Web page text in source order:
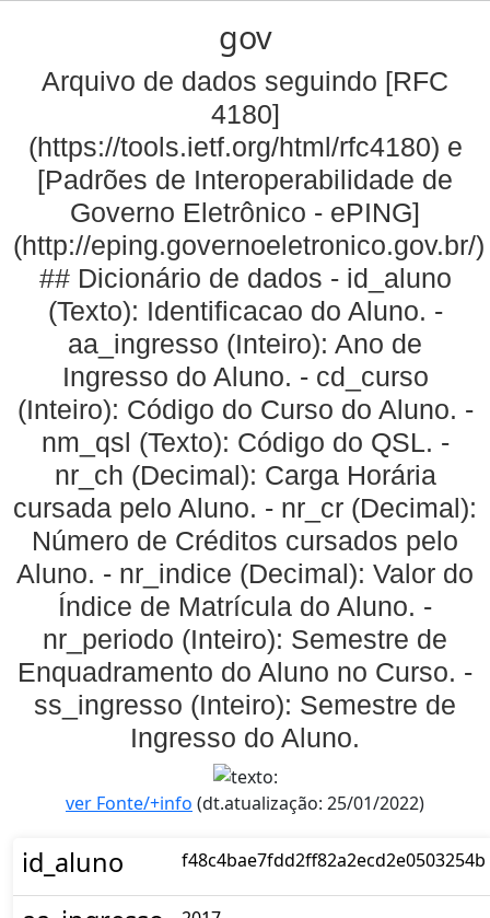
gov
Arquivo de dados seguindo [RFC
4180]
(https://tools.ietf.org/html/rfc4180) e
[Padrões de Interoperabilidade de
Governo Eletrônico - ePING]
(http://eping.governoeletronico.gov.br/)
## Dicionário de dados - id_aluno
(Texto): Identificacao do Aluno. -
aa_ingresso (Inteiro): Ano de
Ingresso do Aluno. - cd_curso
(Inteiro): Código do Curso do Aluno. -
nm_qsl (Texto): Código do QSL. -
nr_ch (Decimal): Carga Horária
cursada pelo Aluno. - nr_cr (Decimal):
Número de Créditos cursados pelo
Aluno. - nr_indice (Decimal): Valor do
Índice de Matrícula do Aluno. -
nr_periodo (Inteiro): Semestre de
Enquadramento do Aluno no Curso. -
ss_ingresso (Inteiro): Semestre de
Ingresso do Aluno.
ver Fonte/+info (dt.atualização: 25/01/2022)
id_aluno f48c4bae7fdd2ff82a2ecd2e0503254b